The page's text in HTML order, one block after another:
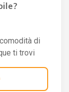
di
ti trovi